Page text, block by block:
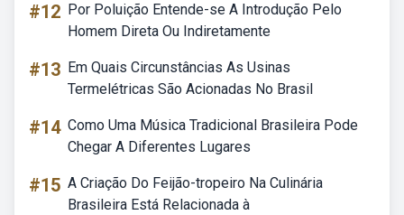
#12 Por Poluição Entende-se A Introdução Pelo
Homem Direta Ou Indiretamente
#13 Em Quais Circunstâncias As Usinas
Termelétricas São Acionadas No Brasil
#14 Como Uma Música Tradicional Brasileira Pode
Chegar A Diferentes Lugares
#15 A Criação Do Feijão-tropeiro Na Culinária
Brasileira Está Relacionada à